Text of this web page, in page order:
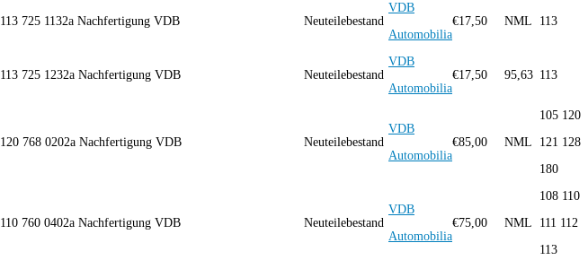
113 725 1132a Nachfertigung VDB Neuteilebestand
VDB
Automobilia
€17,50 NML 113
113 725 1232a Nachfertigung VDB Neuteilebestand
VDB
Automobilia
€17,50 95,63 113
120 768 0202a Nachfertigung VDB Neuteilebestand
VDB
Automobilia
€85,00 NML
105 120
121 128
180
110 760 0402a Nachfertigung VDB Neuteilebestand
VDB
Automobilia
€75,00 NML
108 110
111 112
113